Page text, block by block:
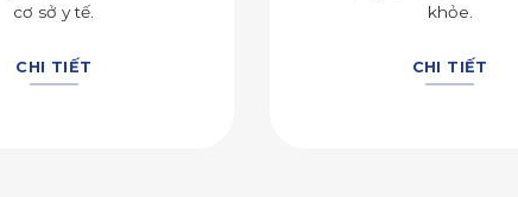
cơ sở y tế.
CHI TIẾT
khỏe.
CHI TIẾT